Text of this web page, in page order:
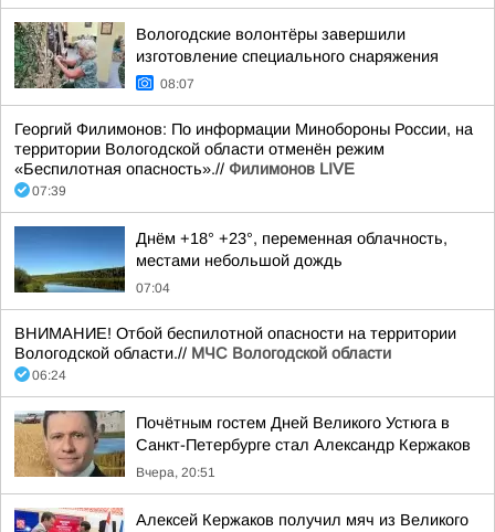
Вологодские волонтёры завершили
изготовление специального снаряжения
08:07
Георгий Филимонов: По информации Минобороны России, на
территории Вологодской области отменён режим
«Беспилотная опасность».// Филимонов LIVE
07:39
Днём +18° +23°, переменная облачность,
местами небольшой дождь
07:04
ВНИМАНИЕ! Отбой беспилотной опасности на территории
Вологодской области.// МЧС Вологодской области
06:24
Почётным гостем Дней Великого Устюга в
Санкт-Петербурге стал Александр Кержаков
Вчера, 20:51
Алексей Кержаков получил мяч из Великого